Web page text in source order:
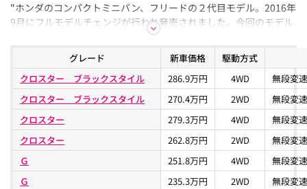
"ホンダのコンパクトミニバン、フリードの２代目モデル。2016年
9月にフルモデルチェンジが行われ発売されました。今回のモデル
の特徴は「7days Wonderful Mobility」をコンセプトに、「いつで
も」、「どこでも」、「だれでも」用途に応じて使える車として
開発されていることです。3列シート車のフリード、2列シート車
のフリード+、福祉車両も登場しており、多様なニーズにも応えら
れる、16通りのバリエーションが揃っています。コンパクトミニ
バン初のハイブリッド4WD車に加えて、車いす仕様車にもハイブ
リッドが設定されています。 更に、先進の安全運転支援システ
ム「ホンダ センシング」がタイプ別に設定されており、安心感の
ある仕様になっています。
メーカー希望小売価格は1,880,000円～2,748,200円となっていま
す。
グレード 新車価格
駆動方式
クロスター ブラックスタイル
286.9万円 4WD
無段変
クロスター ブラックスタイル
270.4万円 2WD
無段変
クロスター
279.3万円 4WD
無段変
クロスター
262.8万円 2WD
無段変
Ｇ
251.8万円 4WD
無段変
Ｇ
235.3万円 2WD
無段変